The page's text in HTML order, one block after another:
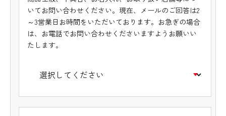
いてお問い合わせください。現在、メールのご回答は2
～3営業日お時間をいただいております。お急ぎの場合
は、お電話でお問い合わせくださいますようお願いい
たします。